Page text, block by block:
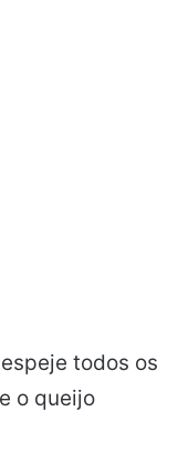
todos os
o queijo